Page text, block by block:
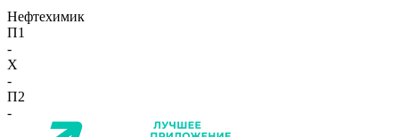
Нефтехимик
П1
-
X
-
П2
-